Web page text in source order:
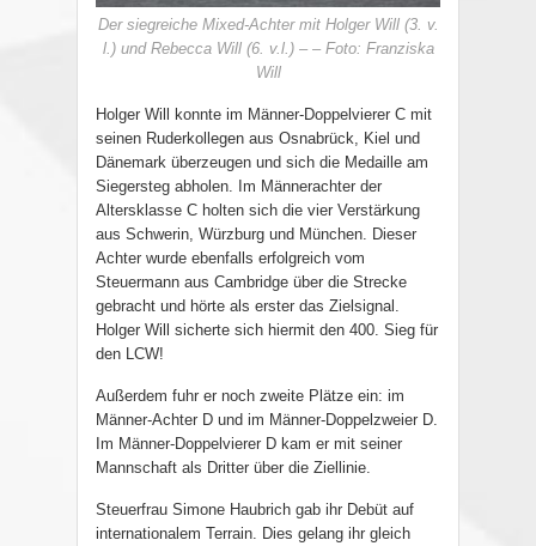
Der siegreiche Mixed-Achter mit Holger Will (3. v.
l.) und Rebecca Will (6. v.l.) – – Foto: Franziska
Will
Holger Will konnte im Männer-Doppelvierer C mit
seinen Ruderkollegen aus Osnabrück, Kiel und
Dänemark überzeugen und sich die Medaille am
Siegersteg abholen. Im Männerachter der
Altersklasse C holten sich die vier Verstärkung
aus Schwerin, Würzburg und München. Dieser
Achter wurde ebenfalls erfolgreich vom
Steuermann aus Cambridge über die Strecke
gebracht und hörte als erster das Zielsignal.
Holger Will sicherte sich hiermit den 400. Sieg für
den LCW!
Außerdem fuhr er noch zweite Plätze ein: im
Männer-Achter D und im Männer-Doppelzweier D.
Im Männer-Doppelvierer D kam er mit seiner
Mannschaft als Dritter über die Ziellinie.
Steuerfrau Simone Haubrich gab ihr Debüt auf
internationalem Terrain. Dies gelang ihr gleich